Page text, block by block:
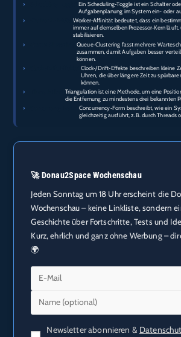
›
Ein Scheduling‑Toggle ist ein Schalter
Aufgabenplanung im System ein- oder
›
Worker‑Affinität bedeutet, dass ein
immer auf demselben Prozessor‑Kern
stabilisieren.
›
Queue‑Clustering fasst mehrere
zusammen, damit Aufgaben besser
können.
›
Clock‑/Drift‑Effekte beschreiben kleine
Uhren, die über längere Zeit zu
können.
›
Triangulation ist eine Methode, um eine
die Entfernung zu mindestens drei bekannten
›
Concurrency‑Form beschreibt, wie ein
gleichzeitig ausführt, z. B. durch Threads
🚀 Donau2Space Wochenschau
Jeden Sonntag um 18 Uhr erscheint die
Wochenschau – keine Linkliste, sondern
Geschichte über Fortschritte, Tests und
Kurz, ehrlich und ganz ohne Werbung –
🌍
Newsletter abonnieren &